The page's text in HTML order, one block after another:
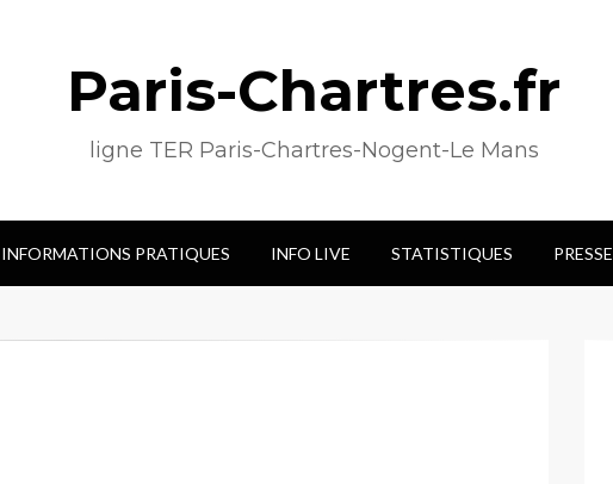
Paris-Chartres.fr
ligne TER Paris-Chartres-Nogent-Le Mans
INFORMATIONS PRATIQUES INFO LIVE STATISTIQUES PRESSE